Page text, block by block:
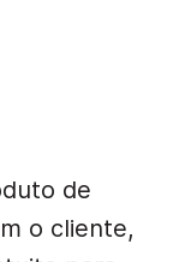
de
o cliente,